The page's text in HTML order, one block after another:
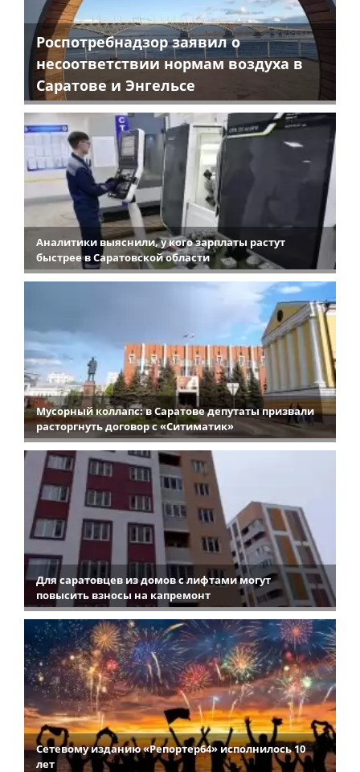
Роспотребнадзор заявил о
несоответствии нормам воздуха в
Саратове и Энгельсе
Аналитики выяснили, у кого зарплаты растут
быстрее в Саратовской области
Мусорный коллапс: в Саратове депутаты призвали
расторгнуть договор с «Ситиматик»
Для саратовцев из домов с лифтами могут
повысить взносы на капремонт
Сетевому изданию «Репортер64» исполнилось 10
лет